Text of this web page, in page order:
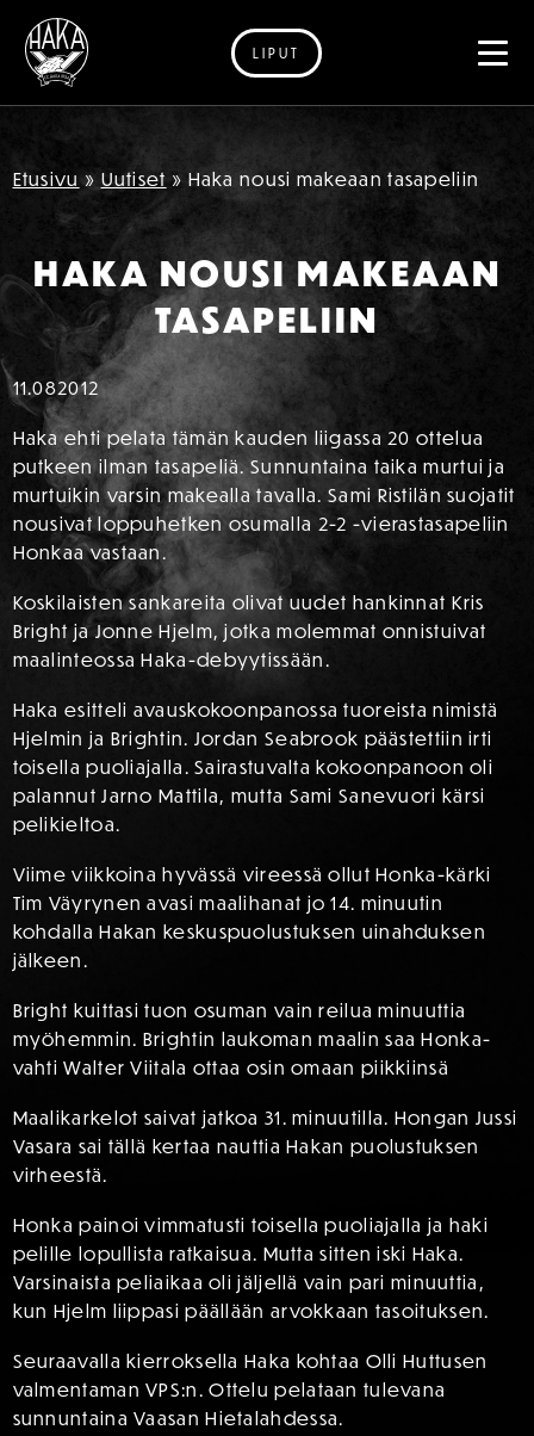
Siirry sisältöön
LIPUT
Etusivu » Uutiset » Haka nousi makeaan tasapeliin
HAKA NOUSI MAKEAAN
TASAPELIIN
11.082012
Haka ehti pelata tämän kauden liigassa 20 ottelua
putkeen ilman tasapeliä. Sunnuntaina taika murtui ja
murtuikin varsin makealla tavalla. Sami Ristilän suojatit
nousivat loppuhetken osumalla 2-2 -vierastasapeliin
Honkaa vastaan.
Koskilaisten sankareita olivat uudet hankinnat Kris
Bright ja Jonne Hjelm, jotka molemmat onnistuivat
maalinteossa Haka-debyytissään.
Haka esitteli avauskokoonpanossa tuoreista nimistä
Hjelmin ja Brightin. Jordan Seabrook päästettiin irti
toisella puoliajalla. Sairastuvalta kokoonpanoon oli
palannut Jarno Mattila, mutta Sami Sanevuori kärsi
pelikieltoa.
Viime viikkoina hyvässä vireessä ollut Honka-kärki
Tim Väyrynen avasi maalihanat jo 14. minuutin
kohdalla Hakan keskuspuolustuksen uinahduksen
jälkeen.
Bright kuittasi tuon osuman vain reilua minuuttia
myöhemmin. Brightin laukoman maalin saa Honka-
vahti Walter Viitala ottaa osin omaan piikkiinsä
Maalikarkelot saivat jatkoa 31. minuutilla. Hongan Jussi
Vasara sai tällä kertaa nauttia Hakan puolustuksen
virheestä.
Honka painoi vimmatusti toisella puoliajalla ja haki
pelille lopullista ratkaisua. Mutta sitten iski Haka.
Varsinaista peliaikaa oli jäljellä vain pari minuuttia,
kun Hjelm liippasi päällään arvokkaan tasoituksen.
Seuraavalla kierroksella Haka kohtaa Olli Huttusen
valmentaman VPS:n. Ottelu pelataan tulevana
sunnuntaina Vaasan Hietalahdessa.